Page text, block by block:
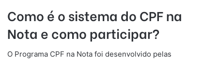
Como é o sistema do CPF na
Nota e como participar?
O Programa CPF na Nota foi desenvolvido pelas